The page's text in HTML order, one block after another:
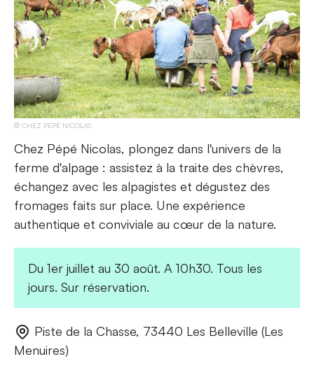
CHEZ PÉPÉ NICOLAS
Chez Pépé Nicolas, plongez dans l'univers de la
ferme d'alpage : assistez à la traite des chèvres,
échangez avec les alpagistes et dégustez des
fromages faits sur place. Une expérience
authentique et conviviale au cœur de la nature.
Du 1er juillet au 30 août. A 10h30. Tous les
jours. Sur réservation.
Piste de la Chasse, 73440 Les Belleville (Les
Menuires)